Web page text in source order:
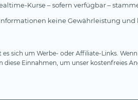
Kurse – sofern verfügbar –
keine Gewährleistung
sich um Werbe- oder Affiliate-Links.
Einnahmen, um unser kostenfreies